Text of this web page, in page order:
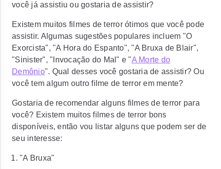
você já assistiu ou gostaria de assistir?
Existem muitos filmes de terror ótimos que você pode
assistir. Algumas sugestões populares incluem "O
Exorcista", "A Hora do Espanto", "A Bruxa de Blair",
"Sinister", "Invocação do Mal" e "A Morte do
Demônio". Qual desses você gostaria de assistir? Ou
você tem algum outro filme de terror em mente?
Gostaria de recomendar alguns filmes de terror para
você? Existem muitos filmes de terror bons
disponíveis, então vou listar alguns que podem ser de
seu interesse:
"A Bruxa"